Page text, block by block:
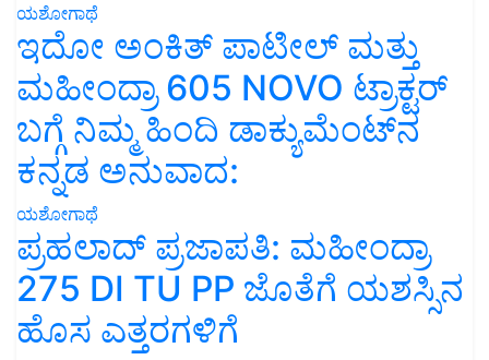
ಯಶೋಗಾಥೆ
ಇದೋ ಅಂಕಿತ್ ಪಾಟೀಲ್ ಮತ್ತು
ಮಹೀಂದ್ರಾ 605 NOVO ಟ್ರಾಕ್ಟರ್
ಬಗ್ಗೆ ನಿಮ್ಮ ಹಿಂದಿ ಡಾಕ್ಯುಮೆಂಟ್‌ನ
ಕನ್ನಡ ಅನುವಾದ:
ಯಶೋಗಾಥೆ
ಪ್ರಹಲಾದ್ ಪ್ರಜಾಪತಿ: ಮಹೀಂದ್ರಾ
275 DI TU PP ಜೊತೆಗೆ ಯಶಸ್ಸಿನ
ಹೊಸ ಎತ್ತರಗಳಿಗೆ